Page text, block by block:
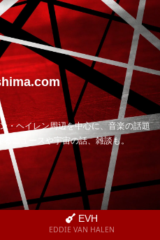
・ヘイレン周辺を中心に、音楽の話題
ニュースや宇宙の話、雑談も。
EVH
EDDIE VAN HALEN